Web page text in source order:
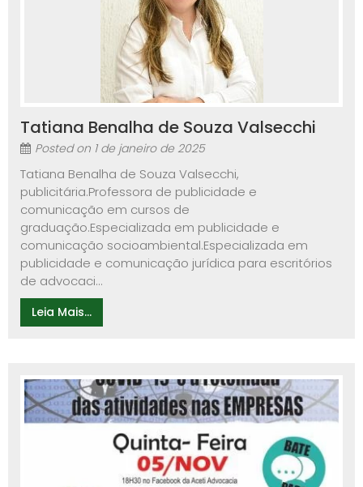
Tatiana Benalha de Souza Valsecchi
Posted on 1 de janeiro de 2025
Tatiana Benalha de Souza Valsecchi,
publicitária.Professora de publicidade e
comunicação em cursos de
graduação.Especializada em publicidade e
comunicação socioambiental.Especializada em
publicidade e comunicação jurídica para escritórios
de advocaci...
Leia Mais...